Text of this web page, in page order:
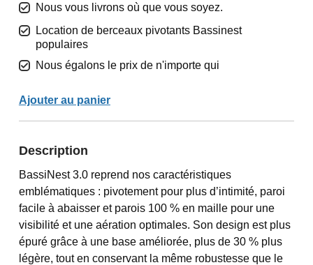
Nous vous livrons où que vous soyez.
Location de berceaux pivotants Bassinest
populaires
Nous égalons le prix de n'importe qui
Ajouter au panier
Description
BassiNest 3.0 reprend nos caractéristiques
emblématiques : pivotement pour plus d’intimité, paroi
facile à abaisser et parois 100 % en maille pour une
visibilité et une aération optimales. Son design est plus
épuré grâce à une base améliorée, plus de 30 % plus
légère, tout en conservant la même robustesse que le